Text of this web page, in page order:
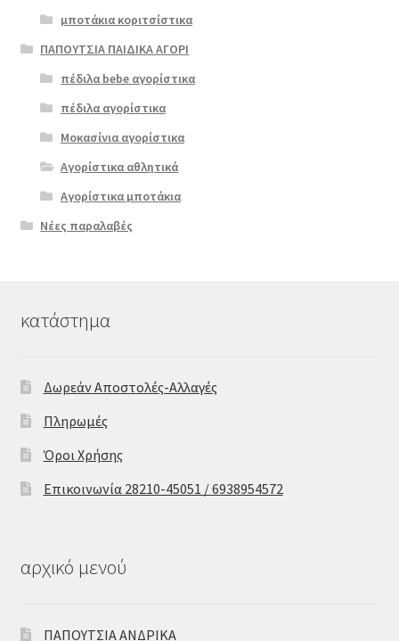
μποτάκια κοριτσίστικα
ΠΑΠΟΥΤΣΙΑ ΠΑΙΔΙΚΑ ΑΓΟΡΙ
πέδιλα bebe αγορίστικα
πέδιλα αγορίστικα
Μοκασίνια αγορίστικα
Αγορίστικα αθλητικά
Αγορίστικα μποτάκια
Νέες παραλαβές
κατάστημα
Δωρεάν Αποστολές-Αλλαγές
Πληρωμές
Όροι Χρήσης
Επικοινωνία 28210-45051 / 6938954572
αρχικό μενού
ΠΑΠΟΥΤΣΙΑ ΑΝΔΡΙΚΑ